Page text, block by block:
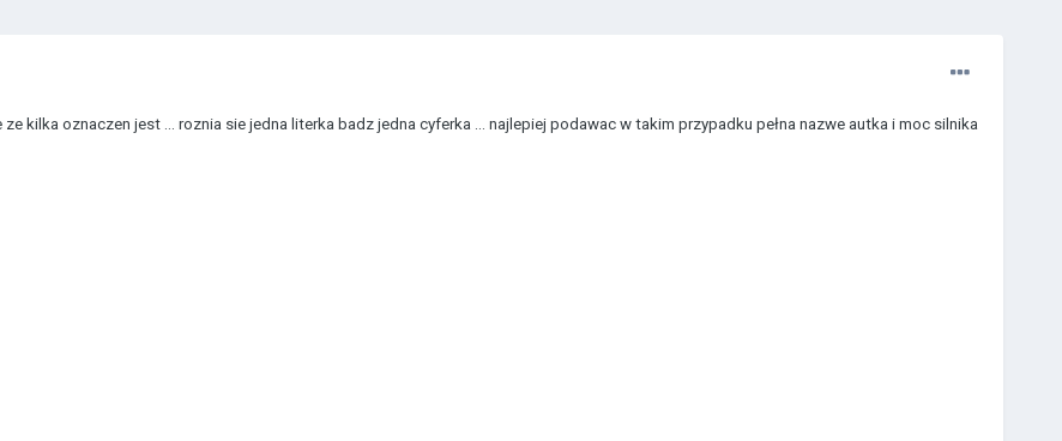
kilka oznaczen jest ... roznia sie jedna literka badz jedna cyferka ... najlepiej podawac w takim przypadku pełna nazwe autka i moc silnika